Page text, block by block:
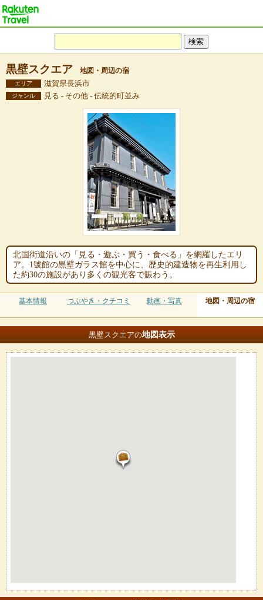
黒壁スクエア 地図・周辺の宿
エリア 滋賀県長浜市
ジャンル 見る - その他 - 伝統的町並み
北国街道沿いの「見る・遊ぶ・買う・食べる」を網羅したエリ
ア。1號館の黒壁ガラス館を中心に、歴史的建造物を再生利用し
た約30の施設があり多くの観光客で賑わう。
基本情報 つぶやき・クチコミ 動画・写真 地図・周辺の宿
黒壁スクエアの地図表示